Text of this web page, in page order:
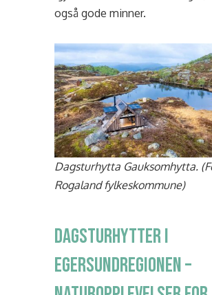
også gode minner.
Dagsturhytta Gauksomhytta.
Rogaland fylkeskommune)
Dagsturhytter i
Egersundregionen –